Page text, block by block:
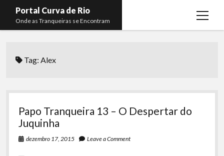
Portal Curva de Rio
Onde as Tranqueiras se Encontram
open
Curva de Rio
Komos
La Siesta Podcast
Membros
Lucas Oliveira
Kaique Xavier
Tag:Alex
Papo Tranqueira 13 – O Despertar do
Juquinha
dezembro 17, 2015 Leave a Comment